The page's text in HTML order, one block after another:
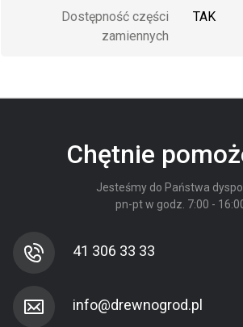
Dostępność części
zamiennych
TAK
Chętnie
Jesteśmy do Państwa
pn-pt w godz. 7:00 -
41 306 33 33